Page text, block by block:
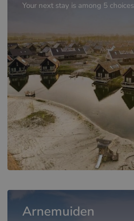
Your next stay is among 5 choices
Arnemuiden